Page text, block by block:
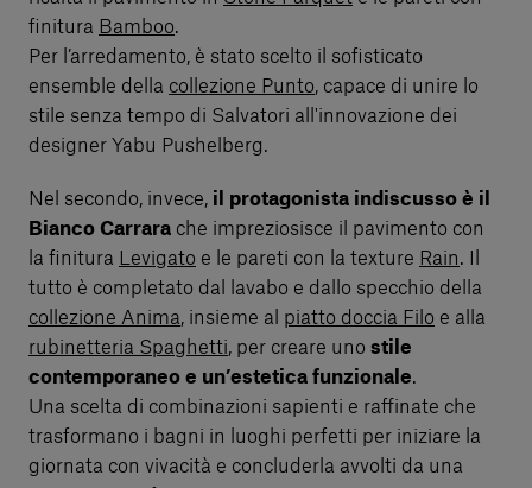
finitura Bamboo.
Per l’arredamento, è stato scelto il sofisticato
ensemble della collezione Punto, capace di unire lo
stile senza tempo di Salvatori all'innovazione dei
designer Yabu Pushelberg.
Nel secondo, invece, il protagonista indiscusso è il
Bianco Carrara che impreziosisce il pavimento con
la finitura
Levigato e le pareti con la texture Rain. Il
tutto è completato dal lavabo e dallo specchio della
collezione Anima, insieme al piatto doccia Filo e alla
rubinetteria Spaghetti, per creare uno stile
contemporaneo e un’estetica funzionale.
Una scelta di combinazioni sapienti e raffinate che
trasformano i bagni in luoghi perfetti per iniziare la
giornata con vivacità e concluderla avvolti da una